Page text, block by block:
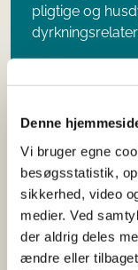
Denne
Vi bruger egne
besøgsstatistik,
sikkerhed, video
medier. Ved
der aldrig deles
ændre eller
pligtige og
Læs om de
rapporter om
økologisk